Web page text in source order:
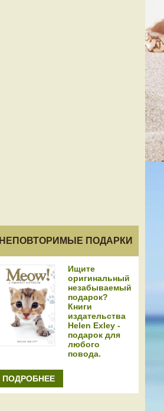
НЕПОВТОРИМЫЕ ПОДАРКИ
Ищите
оригинальный
незабываемый
подарок?
Книги
издательства
Helen Exley -
подарок для
любого
повода.
ПОДРОБНЕЕ